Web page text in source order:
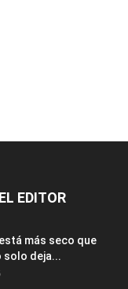
EDITOR
más seco que
solo deja...